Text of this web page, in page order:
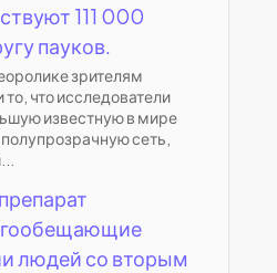
111 000
пауков.
зрителям
что исследователи
известную в мире
сеть,
людей со вторым